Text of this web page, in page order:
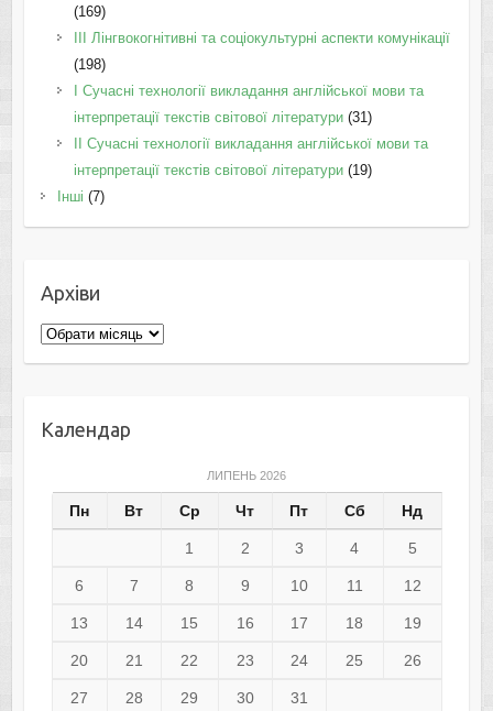
(169)
IІI Лінгвокогнітивні та соціокультурні аспекти комунікації
(198)
I Cучасні технології викладання англійської мови та
інтерпретації текстів світової літератури(31)
II Cучасні технології викладання англійської мови та
інтерпретації текстів світової літератури(19)
Інші (7)
Архіви
Архіви
Календар
ЛИПЕНЬ 2026
Пн Вт Ср Чт Пт Сб Нд
1 2 3 4 5
6 7 8 9 10 11 12
13 14 15 16 17 18 19
20 21 22 23 24 25 26
27 28 29 30
31